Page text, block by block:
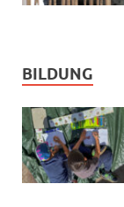
BILDUNG